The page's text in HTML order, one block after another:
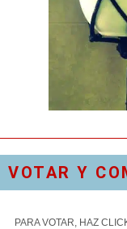
VOTAR Y
PARA VOTAR, HAZ